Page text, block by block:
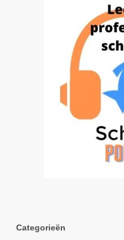
Categorieën